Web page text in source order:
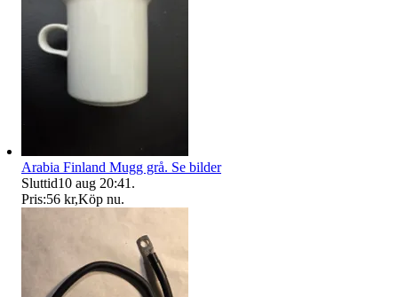
Arabia Finland Mugg grå. Se bilder
Sluttid10 aug 20:41 .
Pris:56 kr,Köp nu.